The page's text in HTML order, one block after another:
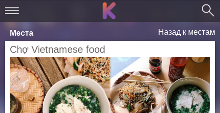
Места Назад к местам
Chợ Vietnamese food